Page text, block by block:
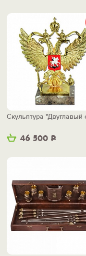
46 500 Р
Скульптура "Двуглавый